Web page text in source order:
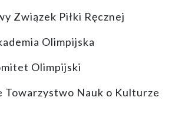
Związek Piłki Ręcznej
Olimpijska
Olimpijski
Towarzystwo Nauk o Kulturze